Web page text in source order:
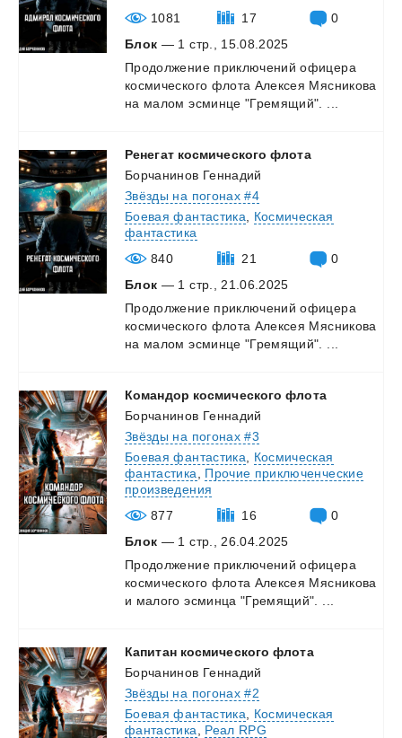
1081
17
0
Блок — 1 стр., 15.08.2025
Продолжение приключений офицера
космического флота Алексея Мясникова
на малом эсминце "Гремящий".
Ренегат космического флота
Борчанинов Геннадий
Звёзды на погонах #4
Боевая фантастика
Космическая
фантастика
840
21
0
Блок — 1 стр., 21.06.2025
Продолжение приключений офицера
космического флота Алексея Мясникова
на малом эсминце "Гремящий".
Командор космического флота
Борчанинов Геннадий
Звёзды на погонах #3
Боевая фантастика
Космическая
фантастика
Прочие приключенческие
произведения
877
16
0
Блок — 1 стр., 26.04.2025
Продолжение приключений офицера
космического флота Алексея Мясникова
и малого эсминца "Гремящий".
Капитан космического флота
Борчанинов Геннадий
Звёзды на погонах #2
Боевая фантастика
Космическая
фантастика
Реал RPG